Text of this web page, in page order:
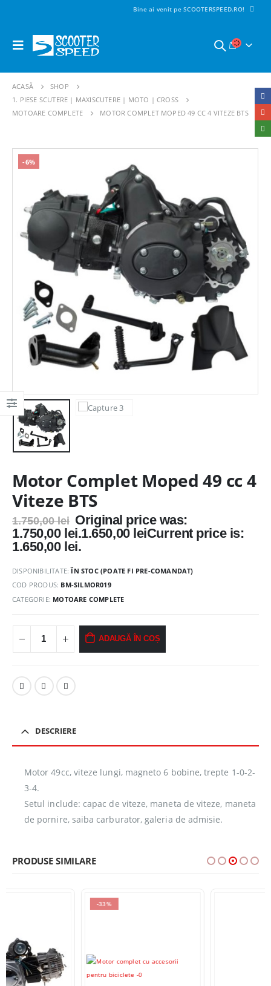
Bine ai venit pe SCOOTERSPEED.RO!
ACASĂ
SHOP
1. PIESE SCUTERE | MAXISCUTERE | MOTO | CROSS
MOTOARE COMPLETE
MOTOR COMPLET MOPED 49 CC 4 VITEZE BTS
-6%
Motor Complet Moped 49 cc 4
Viteze BTS
1.750,00lei Original price was:
1.750,00 lei.1.650,00 leiCurrent price is:
1.650,00 lei.
DISPONIBILITATE:ÎN STOC (POATE FI PRE-COMANDAT)
COD PRODUS: BM-SILMOR019
CATEGORIE: MOTOARE COMPLETE
ADAUGĂ ÎN COȘ
DESCRIERE
Motor 49cc, viteze lungi, magneto 6 bobine, trepte 1-0-2-
3-4.
Setul include: capac de viteze, maneta de viteze, maneta
de pornire, saiba carburator, galeria de admisie.
PRODUSE SIMILARE